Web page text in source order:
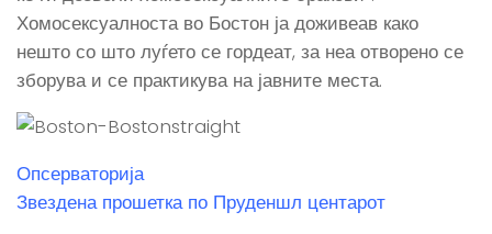
Хомосексуалноста во Бостон ја доживеав како
нешто со што луѓето се гордеат, за неа отворено се
зборува и се практикува на јавните места.
Опсерваторија
Звездена прошетка по Пруденшл центарот